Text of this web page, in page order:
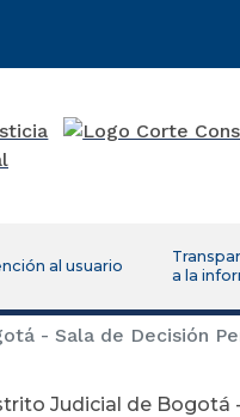
al usuario
a la
- Sala de Decisión
Judicial de